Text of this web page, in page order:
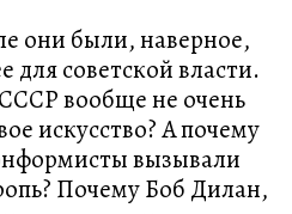
они были, наверное,
для советской власти.
вообще не очень
искусство? А почему
вызывали
Почему Боб Дилан,